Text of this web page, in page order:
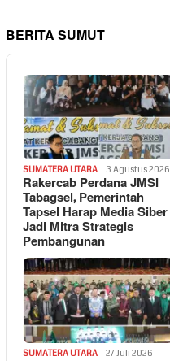
BERITA SUMUT
SUMATERA UTARA 3 Agustus 2026
Rakercab Perdana JMSI
Tabagsel, Pemerintah
Tapsel Harap Media Siber
Jadi Mitra Strategis
Pembangunan
SUMATERA UTARA 27 Juli 2026